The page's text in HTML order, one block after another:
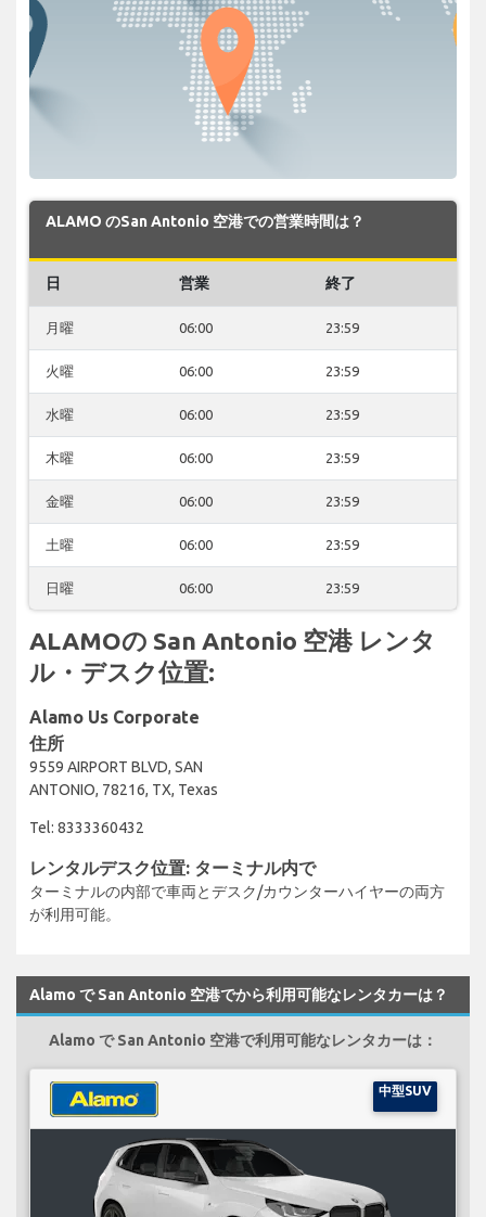
ALAMO のSan Antonio 空港での営業時間は？
日 営業 終了
月曜 06:00 23:59
火曜 06:00 23:59
水曜 06:00 23:59
木曜 06:00 23:59
金曜 06:00 23:59
土曜 06:00 23:59
日曜 06:00 23:59
ALAMOの San Antonio 空港 レンタ
ル・デスク位置:
Alamo Us Corporate
住所
9559 AIRPORT BLVD, SAN
ANTONIO, 78216, TX, Texas
Tel: 8333360432
レンタルデスク位置: ターミナル内で
ターミナルの内部で車両とデスク/カウンターハイヤーの両方
が利用可能。
Alamo で San Antonio 空港でから利用可能なレンタカーは？
Alamo で San Antonio 空港で利用可能なレンタカーは：
中型SUV